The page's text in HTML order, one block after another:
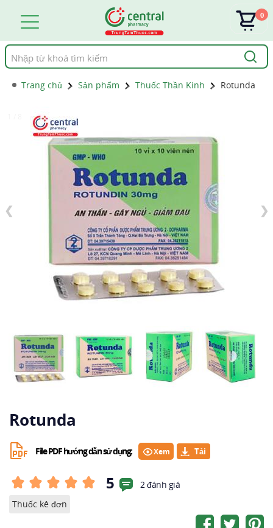
Tìm
kiếm
0
Trang chủ Sản phẩm Thuốc Thần Kinh Rotunda
❮ ❯
Rotunda
File PDF hướng dẫn sử dụng: Xem
5
2 đánh giá
Thuốc kê đơn